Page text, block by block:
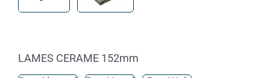
LAMES CERAME 152mm